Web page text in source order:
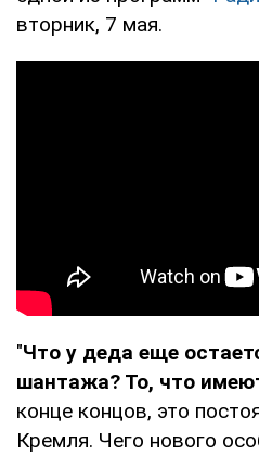
вторник, 7 мая.
"Что у деда еще
шантажа? То, что
конце концов, это
Кремля. Чего нового